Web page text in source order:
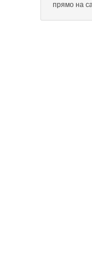
прямо на